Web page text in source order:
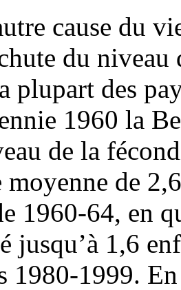
cause du
du
plupart des
1960 la
de la
moyenne de
1960-64, en
jusqu’à 1,6
1980-1999.